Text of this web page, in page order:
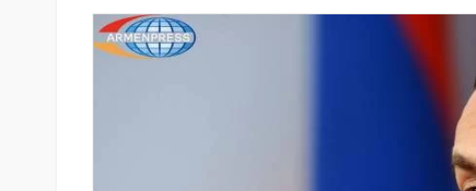
Ucom-ի աջակցությամբ ներկայացվեց
«Մտապահիր կենդանիներին» կրթական